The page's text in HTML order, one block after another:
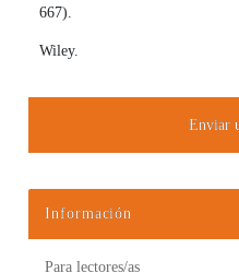
667).
Wiley.
Enviar
Información
Para lectores/as